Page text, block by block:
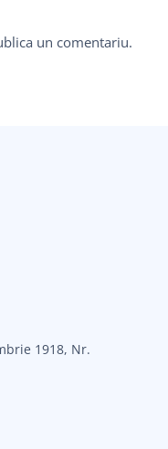
un comentariu.
1918, Nr.